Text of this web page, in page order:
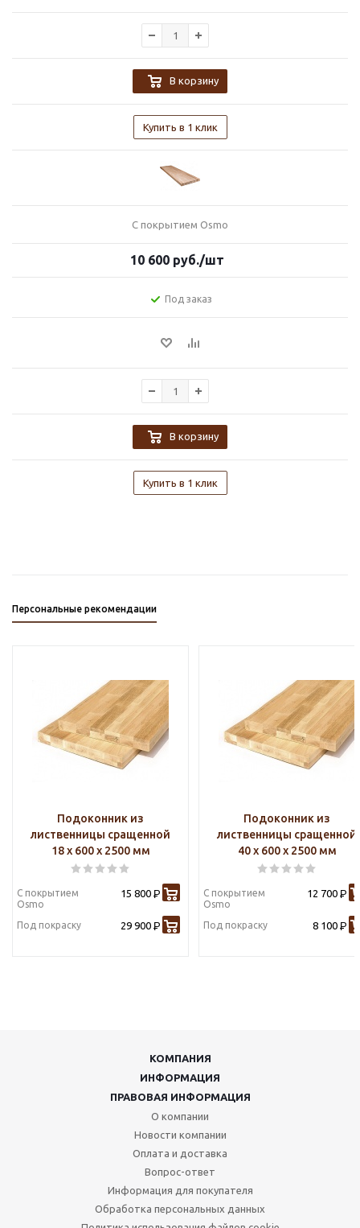
В корзину
Купить в 1 клик
С покрытием Osmo
10 600 руб./шт
Под заказ
В корзину
Купить в 1 клик
Персональные рекомендации
Подоконник из
лиственницы сращенной
18 х 600 х 2500 мм
С покрытием
Osmo
15 800 Р
Под покраску 29 900 Р
Подоконник из
лиственницы сращенной
40 х 600 х 2500 мм
С покрытием
Osmo
12 700 Р
Под покраску 8 100 Р
КОМПАНИЯ
ИНФОРМАЦИЯ
ПРАВОВАЯ ИНФОРМАЦИЯ
О компании
Новости компании
Оплата и доставка
Вопрос-ответ
Информация для покупателя
Обработка персональных данных